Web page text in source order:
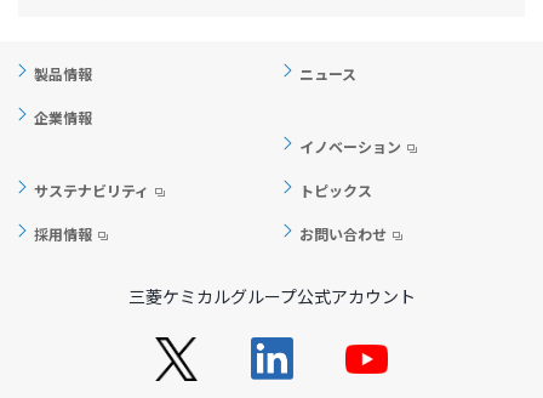
製品情報 ニュース
企業情報
イノベーション
サステナビリティ トピックス
採用情報 お問い合わせ
三菱ケミカルグループ公式アカウント